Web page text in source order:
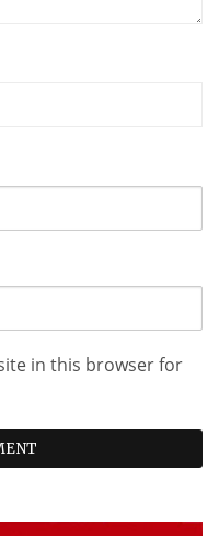
in this browser for